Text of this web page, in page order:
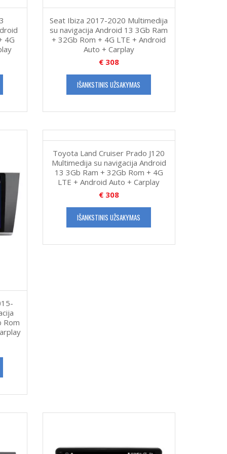
4G
Seat Ibiza 2017-2020 Multimedija
su navigacija Android 13 3Gb Ram
+ 32Gb Rom + 4G LTE + Android
Auto + Carplay
€308
IŠANKSTINIS UŽSAKYMAS
Rom
Toyota Land Cruiser Prado J120
Multimedija su navigacija Android
13 3Gb Ram + 32Gb Rom + 4G
LTE + Android Auto + Carplay
€308
IŠANKSTINIS UŽSAKYMAS